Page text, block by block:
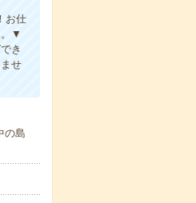
お仕
。▼
き
せ
の島